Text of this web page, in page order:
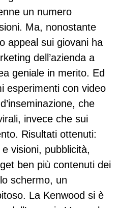
un numero
Ma, nonostante
appeal sui giovani ha
dell’azienda a
geniale in merito. Ed
esperimenti con video
che
invece che sui
Risultati ottenuti:
visioni, pubblicità,
ben più contenuti dei
schermo, un
La Kenwood si è